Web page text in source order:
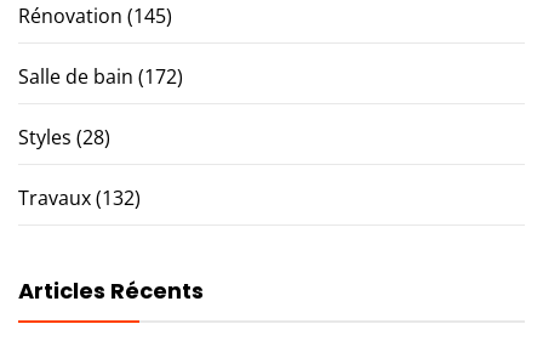
Rénovation (145)
Salle de bain (172)
Styles (28)
Travaux(132)
Articles Récents